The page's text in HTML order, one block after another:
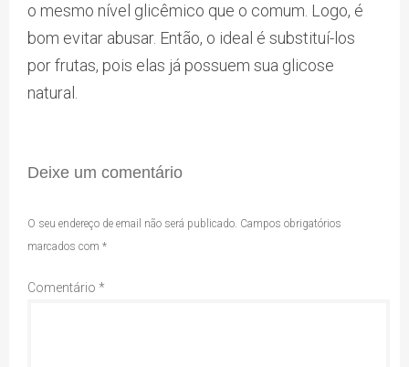
o mesmo nível glicêmico que o comum. Logo, é
bom evitar abusar. Então, o ideal é substituí-los
por frutas, pois elas já possuem sua glicose
natural.
Deixe um comentário
O seu endereço de email não será publicado. Campos obrigatórios
marcados com *
Comentário *